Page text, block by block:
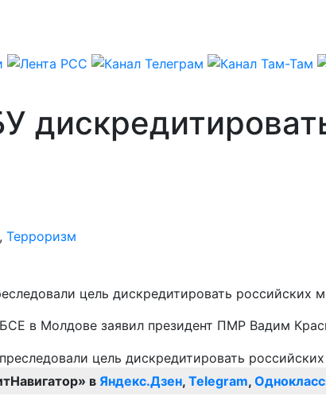
, Терроризм
цель дискредитировать российских
в Молдове заявил президент ПМР Вадим
в Яндекс.Дзен, Telegram,